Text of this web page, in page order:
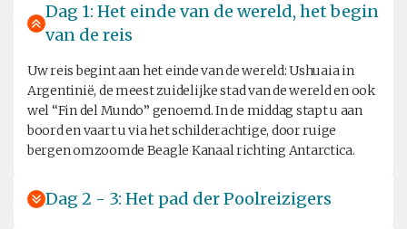
Dag 1: Het einde van de wereld, het begin
van de reis
Uw reis begint aan het einde van de wereld: Ushuaia in
Argentinië, de meest zuidelijke stad van de wereld en ook
wel “Fin del Mundo” genoemd. In de middag stapt u aan
boord en vaart u via het schilderachtige, door ruige
bergen omzoomde Beagle Kanaal richting Antarctica.
Dag 2 - 3: Het pad der Poolreizigers